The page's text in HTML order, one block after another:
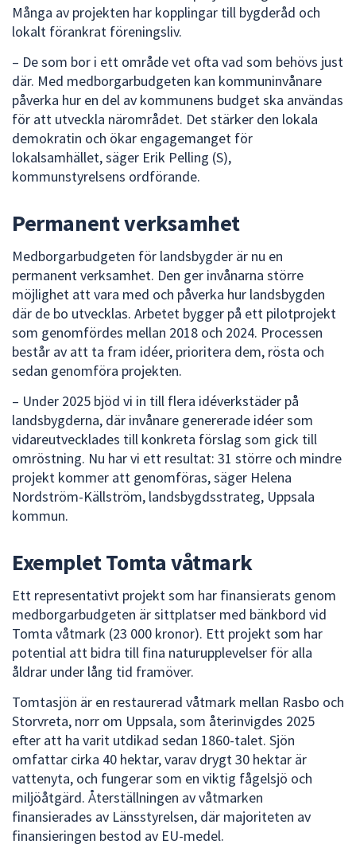
Många av projekten har kopplingar till bygderåd och
lokalt förankrat föreningsliv.
– De som bor i ett område vet ofta vad som behövs just
där. Med medborgarbudgeten kan kommuninvånare
påverka hur en del av kommunens budget ska användas
för att utveckla närområdet. Det stärker den lokala
demokratin och ökar engagemanget för
lokalsamhället, säger Erik Pelling (S),
kommunstyrelsens ordförande.
Permanent verksamhet
Medborgarbudgeten för landsbygder är nu en
permanent verksamhet. Den ger invånarna större
möjlighet att vara med och påverka hur landsbygden
där de bo utvecklas. Arbetet bygger på ett pilotprojekt
som genomfördes mellan 2018 och 2024. Processen
består av att ta fram idéer, prioritera dem, rösta och
sedan genomföra projekten.
– Under 2025 bjöd vi in till flera idéverkstäder på
landsbygderna, där invånare genererade idéer som
vidareutvecklades till konkreta förslag som gick till
omröstning. Nu har vi ett resultat: 31 större och mindre
projekt kommer att genomföras, säger Helena
Nordström-Källström, landsbygdsstrateg, Uppsala
kommun.
Exemplet Tomta våtmark
Ett representativt projekt som har finansierats genom
medborgarbudgeten är sittplatser med bänkbord vid
Tomta våtmark (23 000 kronor). Ett projekt som har
potential att bidra till fina naturupplevelser för alla
åldrar under lång tid framöver.
Tomtasjön är en restaurerad våtmark mellan Rasbo och
Storvreta, norr om Uppsala, som återinvigdes 2025
efter att ha varit utdikad sedan 1860-talet. Sjön
omfattar cirka 40 hektar, varav drygt 30 hektar är
vattenyta, och fungerar som en viktig fågelsjö och
miljöåtgärd. Återställningen av våtmarken
finansierades av Länsstyrelsen, där majoriteten av
finansieringen bestod av EU-medel.